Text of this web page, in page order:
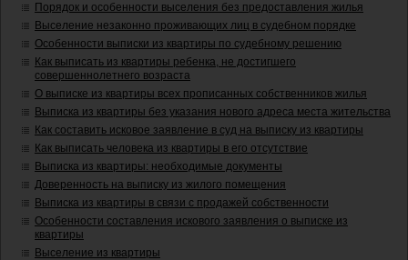
Порядок и особенности выселения без предоставления жилья
Выселение незаконно проживающих лиц в судебном порядке
Особенности выписки из квартиры по судебному решению
Как выписать из квартиры ребенка, не достигшего
совершеннолетнего возраста
О выписке из квартиры всех прописанных собственников жилья
Выписка из квартиры без указания нового адреса места жительства
Как составить исковое заявление в суд на выписку из квартиры
Как выписать человека из квартиры в его отсутствие
Выписка из квартиры: необходимые документы
Доверенность на выписку из жилого помещения
Выписка из квартиры в связи с продажей собственности
Особенности составления искового заявления о выписке из
квартиры
Выселение из квартиры